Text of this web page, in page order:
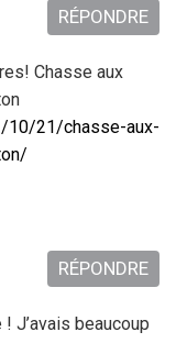
Chasse aux
10/21/chasse-aux-
RÉPONDRE
J’avais beaucoup
RÉPONDRE